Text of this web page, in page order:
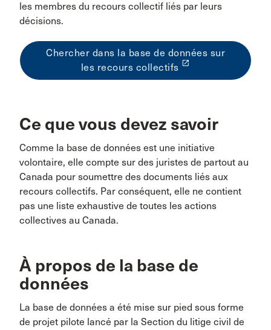
les membres du recours collectif liés par leurs
décisions.
Chercher dans la base de données sur
les recours collectifs launch
Ce que vous devez savoir
Comme la base de données est une initiative
volontaire, elle compte sur des juristes de partout au
Canada pour soumettre des documents liés aux
recours collectifs. Par conséquent, elle ne contient
pas une liste exhaustive de toutes les actions
collectives au Canada.
À propos de la base de
données
La base de données a été mise sur pied sous forme
de projet pilote lancé par la Section du litige civil de